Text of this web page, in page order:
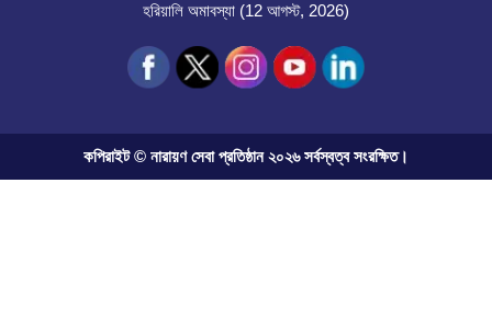
হরিয়ালি অমাবস্যা (12 আগস্ট, 2026)
কপিরাইট © নারায়ণ সেবা প্রতিষ্ঠান ২০২৬ সর্বস্বত্ব সংরক্ষিত।